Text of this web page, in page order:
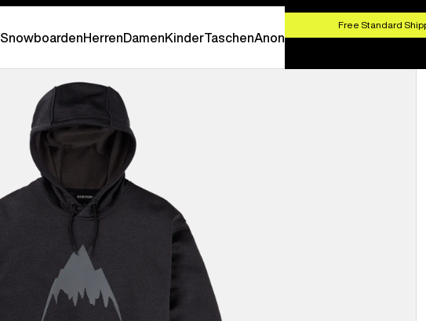
Free Standard
SnowboardenHerrenDamenKinderTaschenAnon